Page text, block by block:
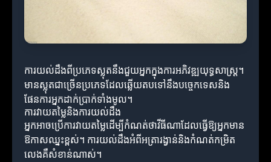
ការយល់ដឹងពីប្រភេទស្លុតនឹងជួយអ្នកក្នុងការអភិវឌ្ឍយុទ្ធសាស្ត្រ។
មានស្លុតជាច្រើនប្រភេទដែលឆ្លើយតបទៅនឹងបច្ចេកទេសនិង
ផែនការអ្នកដាក់ប្រាក់ទាំងមូល។
ការវាយតម្លៃនិងការយល់ដឹង
អ្នកអាចប្រើការវាយតម្លៃដើម្បីកំណត់ថាវីធីណាដែលធ្វើឱ្យអ្នកមាន
ឱកាសឈ្នះខ្ពស់។ ការយល់ដឹងអំពីអត្រារង្វាន់និងកំណត់កម្រិត
លេងគឺសំខាន់ណាស់។